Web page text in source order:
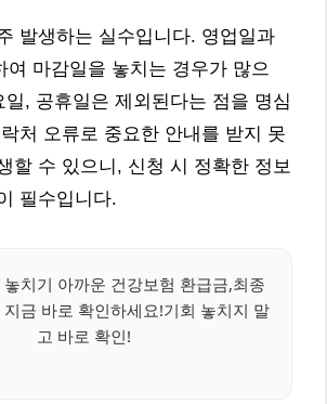
발생하는 실수입니다. 영업일과
여 마감일을 놓치는 경우가 많으
, 공휴일은 제외된다는 점을 명심
처 오류로 중요한 안내를 받지 못
할 수 있으니, 신청 시 정확한 정보
필수입니다.
놓치기 아까운 건강보험 환급금,최종
금 바로 확인하세요!기회 놓치지 말
고 바로 확인!